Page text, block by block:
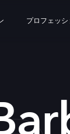
プロフェッシ